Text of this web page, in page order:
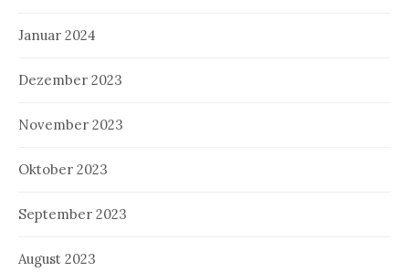
Januar 2024
Dezember 2023
November 2023
Oktober 2023
September 2023
August 2023